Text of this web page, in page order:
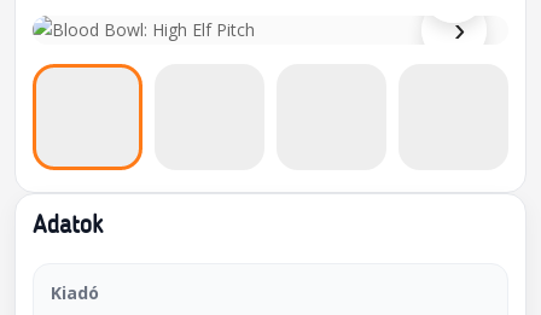
›
Adatok
Kiadó